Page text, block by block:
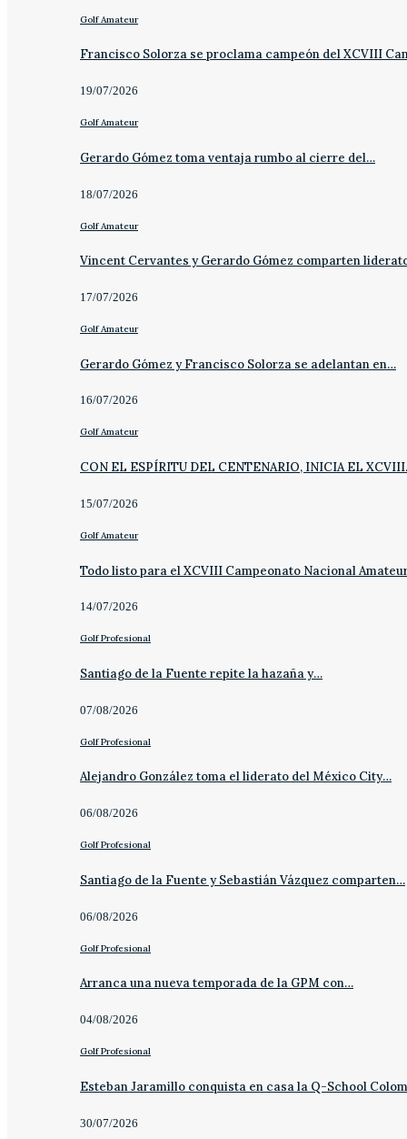
Golf Amateur
Francisco Solorza se proclama campeón del XCVIII
19/07/2026
Golf Amateur
Gerardo Gómez toma ventaja rumbo al cierre del…
18/07/2026
Golf Amateur
Vincent Cervantes y Gerardo Gómez comparten
17/07/2026
Golf Amateur
Gerardo Gómez y Francisco Solorza se adelantan en…
16/07/2026
Golf Amateur
CON EL ESPÍRITU DEL CENTENARIO, INICIA EL
15/07/2026
Golf Amateur
Todo listo para el XCVIII Campeonato Nacional
14/07/2026
Golf Profesional
Santiago de la Fuente repite la hazaña y…
07/08/2026
Golf Profesional
Alejandro González toma el liderato del México City…
06/08/2026
Golf Profesional
Santiago de la Fuente y Sebastián Vázquez comparten…
06/08/2026
Golf Profesional
Arranca una nueva temporada de la GPM con…
04/08/2026
Golf Profesional
Esteban Jaramillo conquista en casa la Q-School
30/07/2026